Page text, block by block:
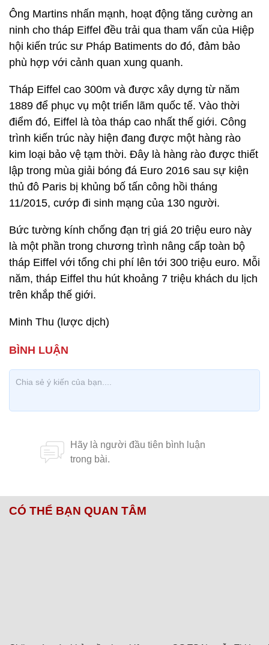
Ông Martins nhấn mạnh, hoạt động tăng cường an
ninh cho tháp Eiffel đều trải qua tham vấn của Hiệp
hội kiến trúc sư Pháp Batiments do đó, đảm bảo
phù hợp với cảnh quan xung quanh.
Tháp Eiffel cao 300m và được xây dựng từ năm
1889 để phục vụ một triển lãm quốc tế. Vào thời
điểm đó, Eiffel là tòa tháp cao nhất thế giới. Công
trình kiến trúc này hiện đang được một hàng rào
kim loại bảo vệ tạm thời. Đây là hàng rào được thiết
lập trong mùa giải bóng đá Euro 2016 sau sự kiện
thủ đô Paris bị khủng bố tấn công hồi tháng
11/2015, cướp đi sinh mạng của 130 người.
Bức tường kính chống đạn trị giá 20 triệu euro này
là một phần trong chương trình nâng cấp toàn bộ
tháp Eiffel với tổng chi phí lên tới 300 triệu euro. Mỗi
năm, tháp Eiffel thu hút khoảng 7 triệu khách du lịch
trên khắp thế giới.
Minh Thu (lược dịch)
CÓ THỂ BẠN QUAN TÂM